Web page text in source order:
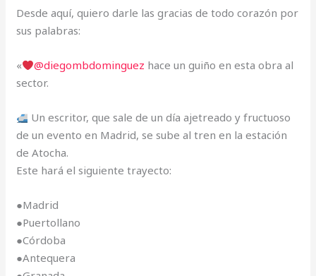
Desde aquí, quiero darle las gracias de todo corazón por
sus palabras:
« @diegombdominguez hace un guiño en esta obra al
sector.
Un escritor, que sale de un día ajetreado y fructuoso
de un evento en Madrid, se sube al tren en la estación
de Atocha.
Este hará el siguiente trayecto:
●Madrid
●Puertollano
●Córdoba
●Antequera